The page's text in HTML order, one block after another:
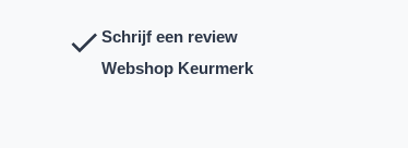
Schrijf een review
Webshop Keurmerk